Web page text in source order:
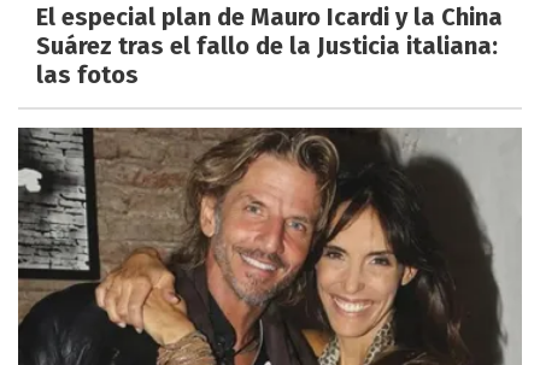
El especial plan de Mauro Icardi y la China
Suárez tras el fallo de la Justicia italiana:
las fotos